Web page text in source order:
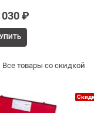
₽
Все товары со скидкой